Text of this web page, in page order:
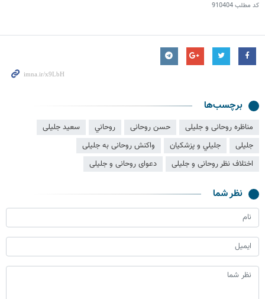
کد مطلب910404
برچسب‌ها
مناظره روحانی و جلیلی حسن روحانی روحاني
سعید جلیلی
جلیلی
جليلي و پزشكيان
واکنش روحانی به جلیلی
اختلاف نظر روحانی و جلیلی
دعوای روحانی و جلیلی
نظر شما